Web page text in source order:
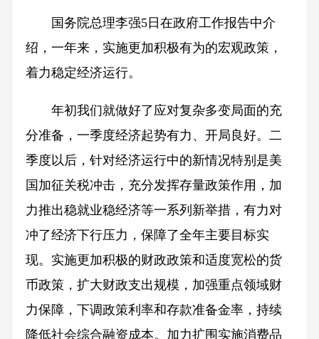
国务院总理李强5日在政府工作报告中介
绍，一年来，实施更加积极有为的宏观政策，
着力稳定经济运行。
年初我们就做好了应对复杂多变局面的充
分准备，一季度经济起势有力、开局良好。二
季度以后，针对经济运行中的新情况特别是美
国加征关税冲击，充分发挥存量政策作用，加
力推出稳就业稳经济等一系列新举措，有力对
冲了经济下行压力，保障了全年主要目标实
现。实施更加积极的财政政策和适度宽松的货
币政策，扩大财政支出规模，加强重点领域财
力保障，下调政策利率和存款准备金率，持续
降低社会综合融资成本。加力扩围实施消费品